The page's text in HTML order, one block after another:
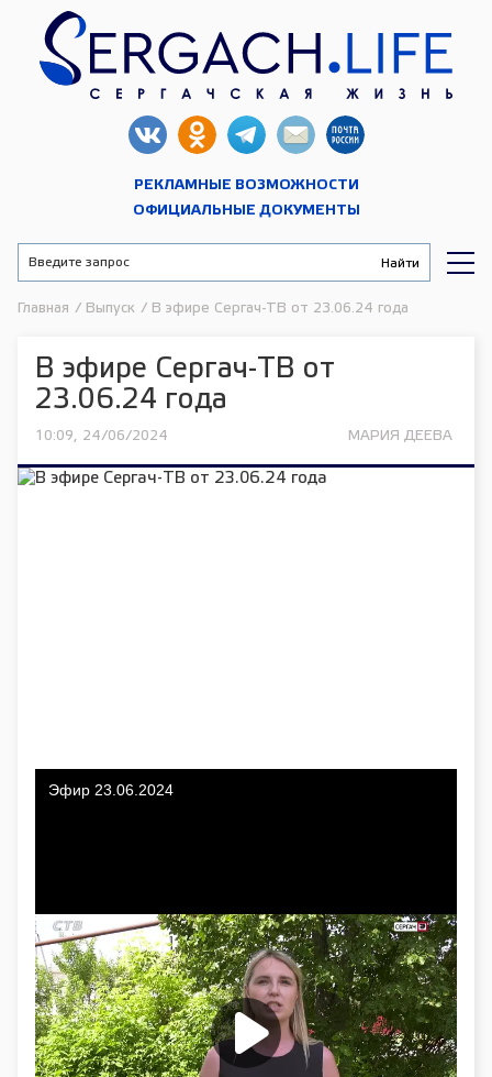
РЕКЛАМНЫЕ ВОЗМОЖНОСТИ
ОФИЦИАЛЬНЫЕ ДОКУМЕНТЫ
Главная / Выпуск / В эфире Сергач-ТВ от 23.06.24 года
В эфире Сергач-ТВ от
23.06.24 года
10:09, 24/06/2024 МАРИЯ ДЕЕВА